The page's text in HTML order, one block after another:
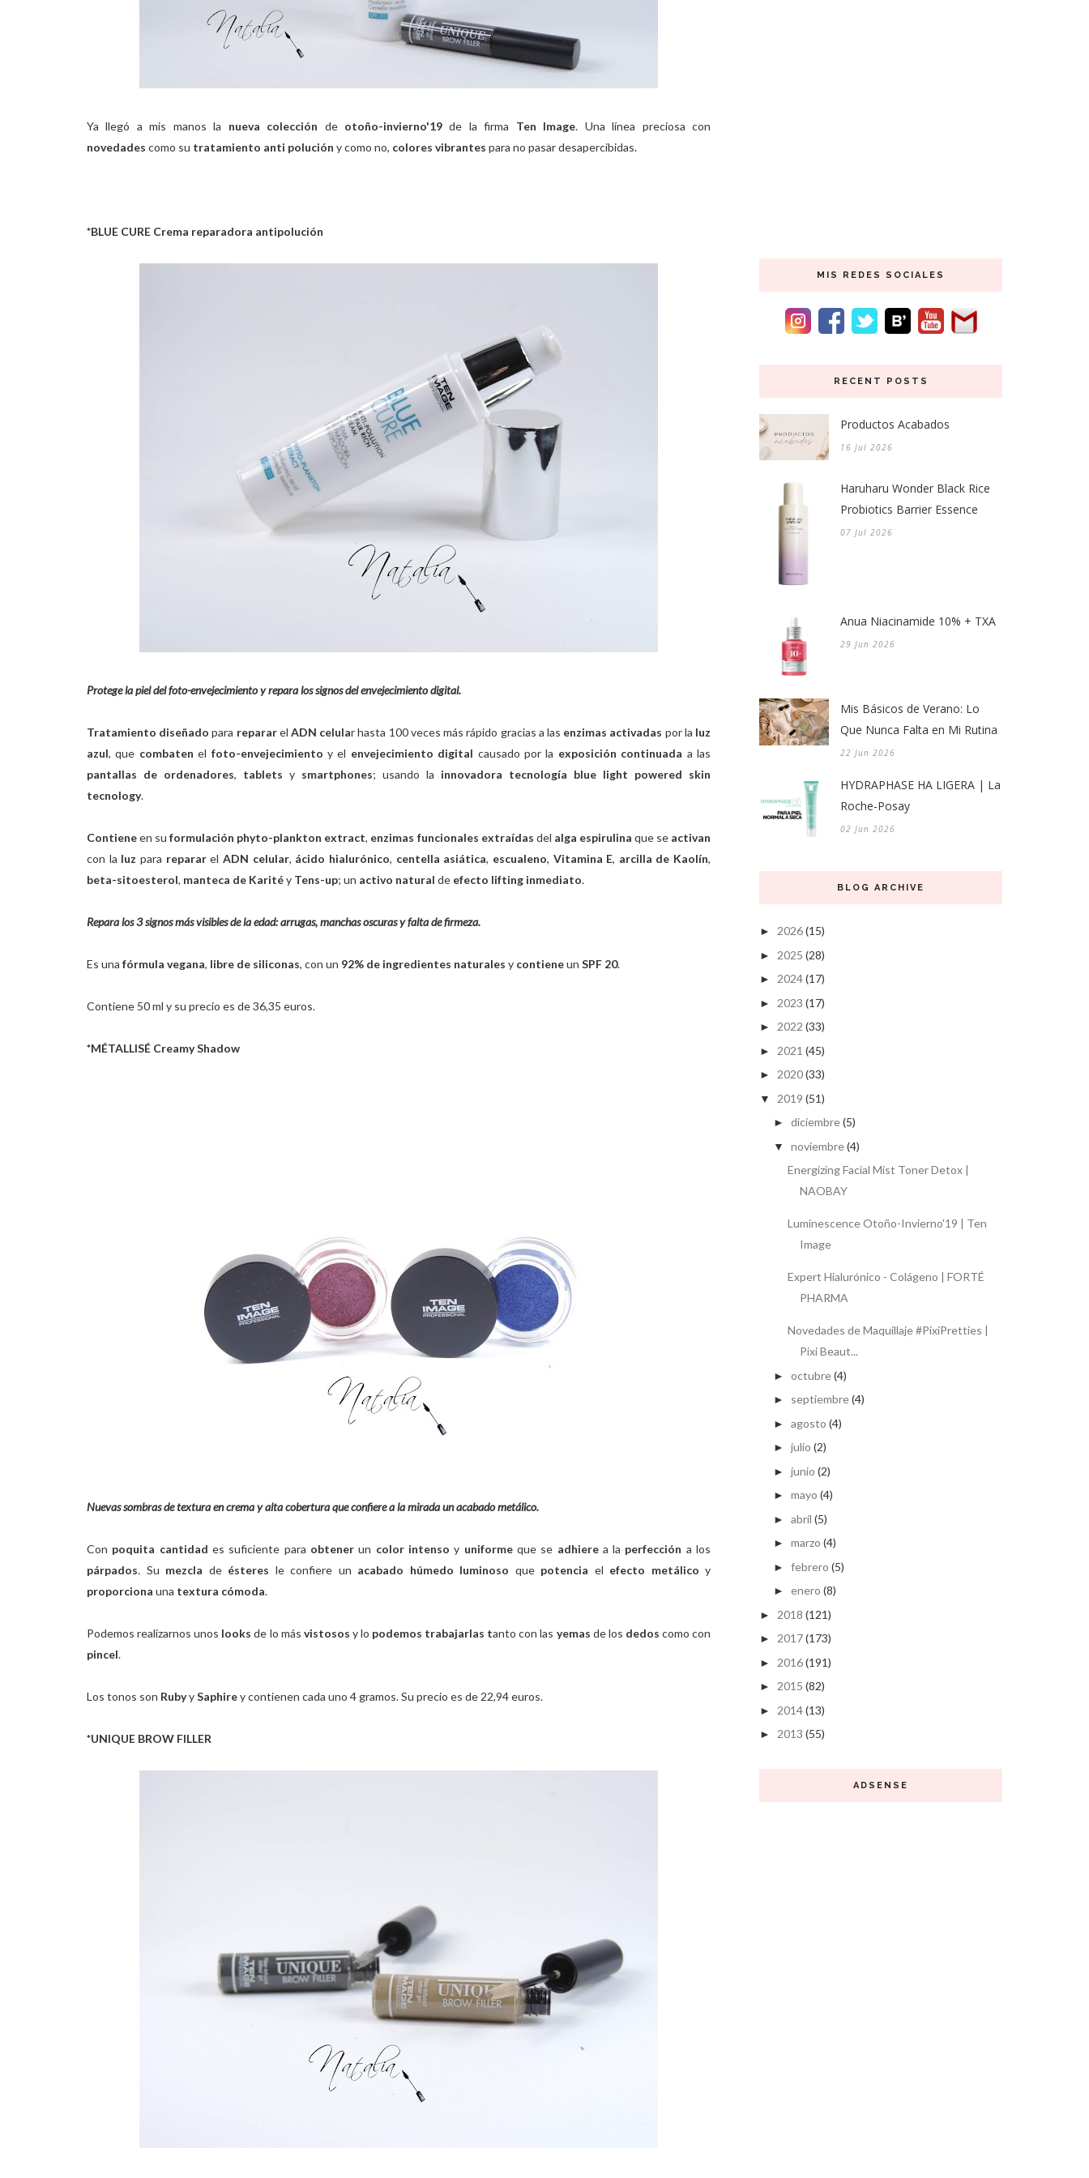
Ya llegó a mis manos la nueva colección de otoño-invierno'19de la firma Ten Image. Una línea preciosa con
novedades como su tratamiento anti polución y como no, colores vibrantes para no pasar desapercibidas.
*BLUE CURE Crema reparadora antipolución
Protege la piel del foto-envejecimiento y repara los signos del envejecimiento digital.
Tratamiento diseñadopara repararelADN celular hasta 100 veces más rápido gracias a las enzimas activadas por la luz
azul, que combaten el foto-envejecimiento y el envejecimiento digital causado por la exposición continuada a las
pantallas de ordenadores, tablets y smartphones; usando la innovadora tecnología blue light powered skin
tecnology.
Contieneen su formulación phyto-plankton extract, enzimas funcionales extraídas del alga espirulina que se activan
con la luz para repararel ADN celular, ácido hialurónico, centella asiática, escualeno, Vitamina E, arcilla de Kaolín,
beta-sitoesterol, manteca de Karitéy Tens-up; un activo natural de efecto lifting inmediato.
Repara los 3 signos más visibles de la edad: arrugas, manchas oscuras y falta de firmeza.
Es una fórmula vegana, libre de siliconas, con un 92% de ingredientes naturales y contieneun SPF 20.
Contiene 50 ml y su precio es de 36,35 euros.
*MÉTALLISÉ Creamy Shadow
Nuevas sombras de textura en crema y alta cobertura que confiere a la mirada un acabado metálico.
Con poquita cantidad es suficiente para obtenerun color intensoy uniforme que se adhierea la perfección a los
párpados. Su mezcla de ésteres le confiere un acabado húmedo luminoso que potencia el efecto metálico y
proporciona una textura cómoda.
Podemos realizarnos unos looksde lo más vistosos y lo podemos trabajarlas tanto con las yemas de los dedos como con
pincel.
Los tonos son RubyySaphirey contienen cada uno 4 gramos. Su precio es de 22,94 euros.
*UNIQUE BROW FILLER
MIS REDES SOCIALES
RECENT POSTS
Productos Acabados
16 Jul 2026
Haruharu Wonder Black Rice
Probiotics Barrier Essence
07 Jul 2026
Anua Niacinamide 10% + TXA
29 Jun 2026
Mis Básicos de Verano: Lo
Que Nunca Falta en Mi Rutina
22 Jun 2026
HYDRAPHASE HA LIGERA | La
Roche-Posay
02 Jun 2026
BLOG ARCHIVE
► 2026(15)
► 2025 (28)
► 2024(17)
► 2023 (17)
► 2022 (33)
► 2021 (45)
► 2020(33)
▼ 2019 (51)
► diciembre(5)
▼ noviembre(4)
Energizing Facial Mist Toner Detox |
NAOBAY
Luminescence Otoño-Invierno'19 | Ten
Image
Expert Hialurónico - Colágeno | FORTÉ
PHARMA
Novedades de Maquillaje #PixiPretties |
Pixi Beaut...
► octubre(4)
► septiembre(4)
► agosto (4)
► julio (2)
► junio (2)
► mayo (4)
► abril (5)
► marzo (4)
► febrero (5)
► enero (8)
► 2018 (121)
► 2017(173)
► 2016(191)
► 2015 (82)
► 2014(13)
► 2013 (55)
ADSENSE